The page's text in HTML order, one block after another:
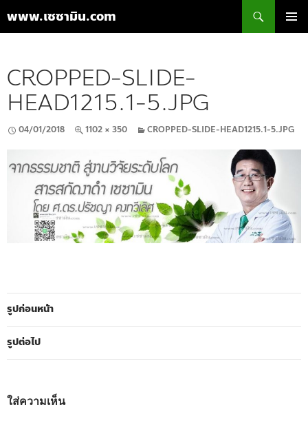
www.เซซามิน.com
เนื้อหา
CROPPED-SLIDE-
HEAD1215.1-5.JPG
04/01/2018 1102 × 350 CROPPED-SLIDE-HEAD1215.1-5.JPG
รูปก่อนหน้า
รูปต่อไป
ใส่ความเห็น